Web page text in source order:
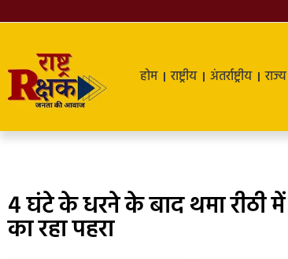
होम राष्ट्रीय अंतर्राष्ट्रीय राज्य
4 घंटे के धरने के बाद थमा रीठी
का रहा पहरा